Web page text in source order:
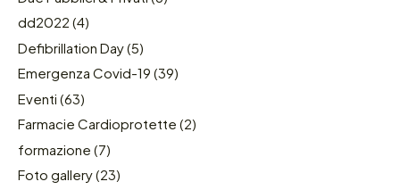
dd2022 (4)
Defibrillation Day(5)
Emergenza Covid-19 (39)
Eventi (63)
Farmacie Cardioprotette (2)
formazione (7)
Foto gallery(23)